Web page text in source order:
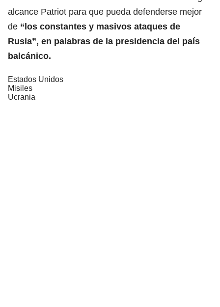
alcance Patriot para que pueda defenderse mejor
de “los constantes y masivos ataques de
Rusia”, en palabras de la presidencia del país
balcánico.
Estados Unidos
Misiles
Ucrania